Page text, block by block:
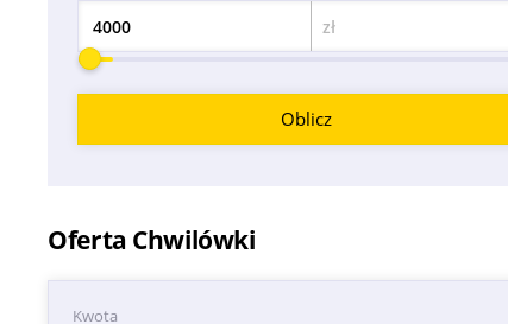
Kwota zł
Oblicz
Oferta Chwilówki
Kwota